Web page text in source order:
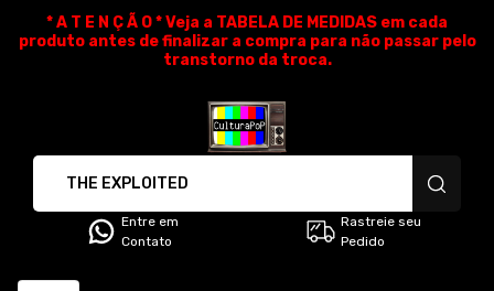
* A T E N Ç Ã O * Veja a TABELA DE MEDIDAS em cada
produto antes de finalizar a compra para não passar pelo
transtorno da troca.
Entre em
Contato
Rastreie seu
Pedido